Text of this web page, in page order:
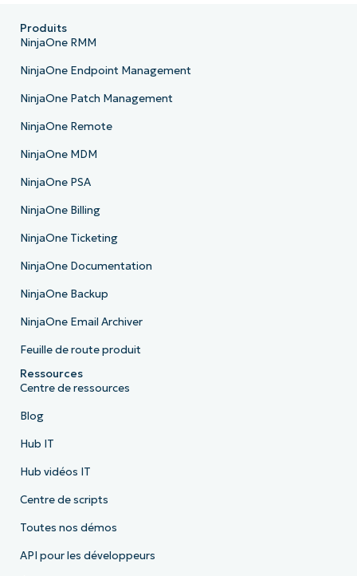
Produits
NinjaOne RMM
NinjaOne Endpoint Management
NinjaOne Patch Management
NinjaOne Remote
NinjaOne MDM
NinjaOne PSA
NinjaOne Billing
NinjaOne Ticketing
NinjaOne Documentation
NinjaOne Backup
NinjaOne Email Archiver
Feuille de route produit
Ressources
Centre de ressources
Blog
Hub IT
Hub vidéos IT
Centre de scripts
Toutes nos démos
API pour les développeurs